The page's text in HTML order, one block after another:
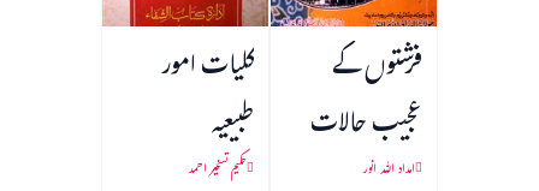
فرشتوں کے
عجیب حالات
امداد اللہ انور
کلیات امور
طبیعیہ
حکیم تسخیر احمد